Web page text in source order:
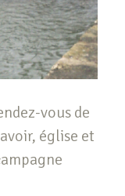
vous de
église et